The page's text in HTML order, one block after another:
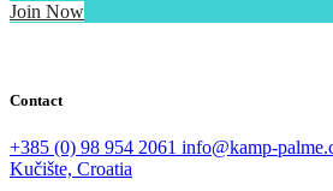
Join Now
Contact
+385 (0) 98 954 2061 info@kamp-
Kučište, Croatia